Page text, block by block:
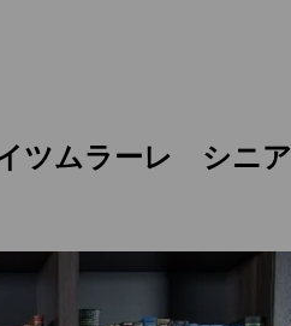
ツムラーレ シニ